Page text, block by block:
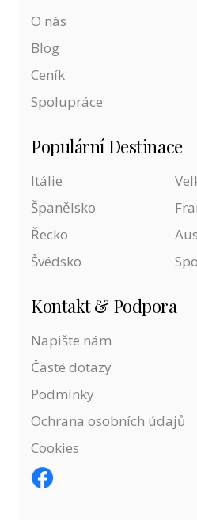
O nás
Blog
Ceník
Spolupráce
Populární Destinace
Itálie
Španělsko
Řecko
Švédsko
Kontakt & Podpora
Napište nám
Časté dotazy
Podmínky
Ochrana osobních údajů
Cookies